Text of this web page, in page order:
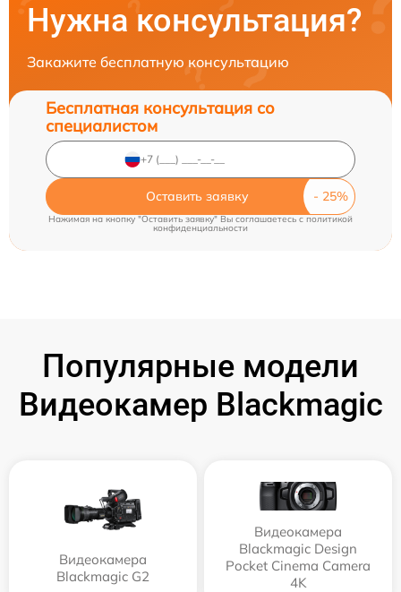
Нужна консультация?
Закажите бесплатную консультацию
Бесплатная консультация со
специалистом
Оставить заявку
Нажимая на кнопку "Оставить заявку" Вы соглашаетесь cполитикой
конфиденциальности
Популярные модели
Видеокамер Blackmagic
Видеокамера
Blackmagic G2
Видеокамера
Blackmagic Design
Pocket Cinema Camera
4K